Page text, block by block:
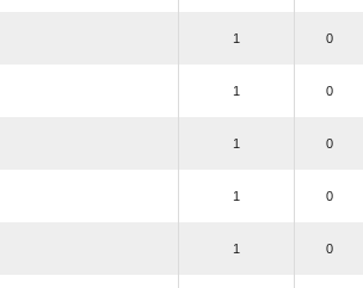
1 0
1 0
1 0
1 0
1 0